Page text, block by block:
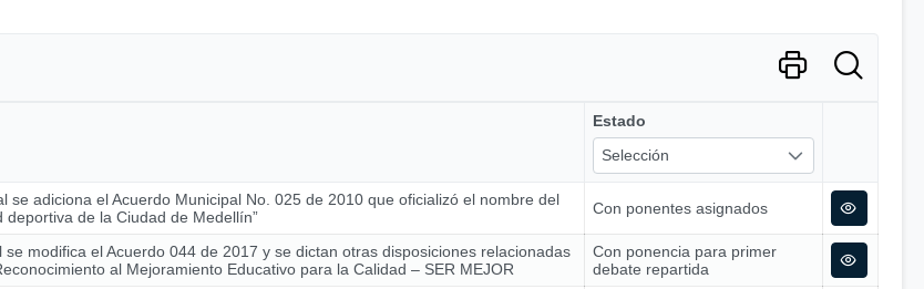
Estado
Selección
se adiciona el Acuerdo Municipal No. 025 de 2010 que oficializó el nombre del
deportiva de la Ciudad de Medellín”
Con ponentes asignados
se modifica el Acuerdo 044 de 2017 y se dictan otras disposiciones relacionadas
al Mejoramiento Educativo para la Calidad – SER MEJOR
Con ponencia para primer
debate repartida